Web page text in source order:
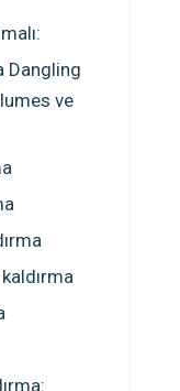
Dangling
ve